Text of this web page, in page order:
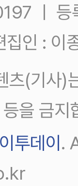
ㅣ
집인 : 이
츠(기사)
을 금지
이투데이.